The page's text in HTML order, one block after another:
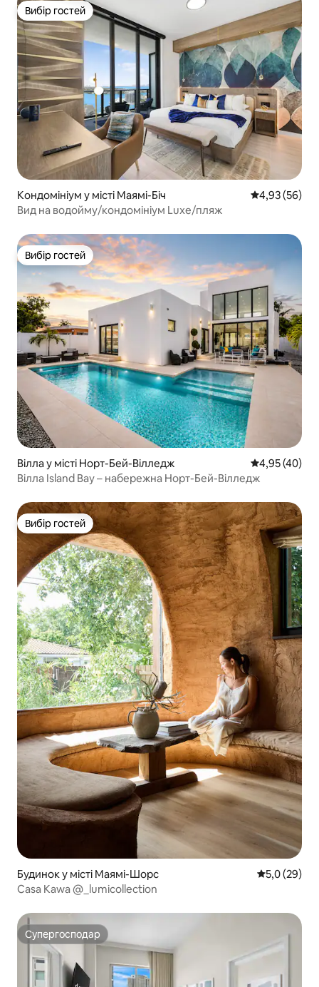
Вибір гостей
Вибір гостей
Кондомініум у місті Маямі-Біч Середня
4,93 (56)
Вид на водойму/кондомініум Luxe/пляж
Вибір гостей
Вибір гостей
Вілла у місті Норт-Бей-Вілледж Середня
4,95 (40)
Вілла Island Bay – набережна Норт-Бей-Вілледж
Вибір гостей
Вибір гостей
Будинок у місті Маямі-Шорс Середня
5,0 (29)
Casa Kawa @_lumicollection
Супергосподар
Супергосподар